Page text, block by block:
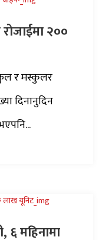
२००
र मस्कुलर
दिनानुदिन
महिनामा